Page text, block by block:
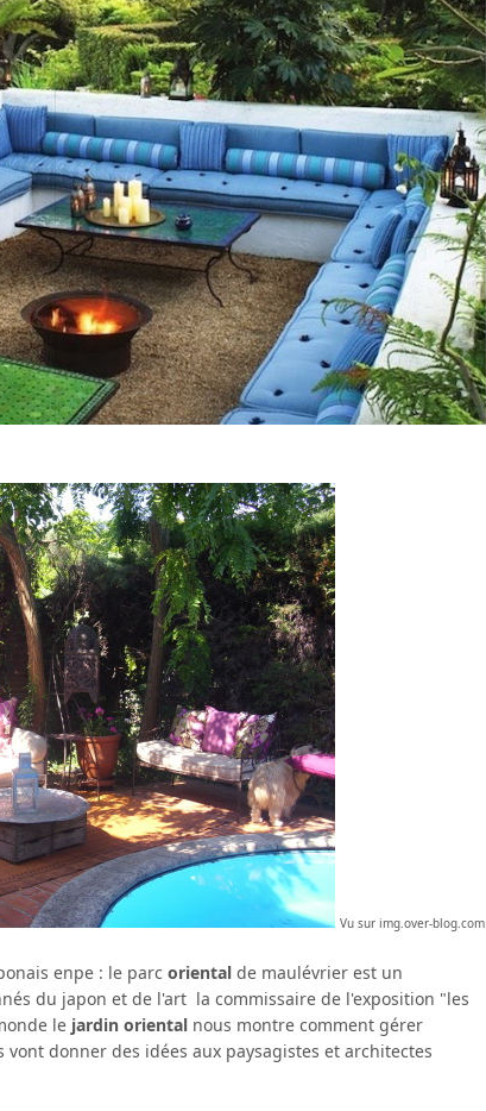
Vu sur img.over-blog.com
enpe : le parc oriental de maulévrier est un
du japon et de l'art la commissaire de l'exposition "les
le jardin oriental nous montre comment gérer
donner des idées aux paysagistes et architectes